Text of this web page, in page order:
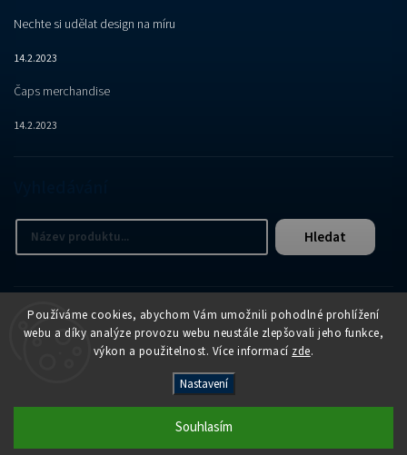
Používáme cookies, abychom Vám umožnili pohodlné prohlížení
webu a díky analýze provozu webu neustále zlepšovali jeho funkce,
výkon a použitelnost. Více informací zde.
Nastavení
Souhlasím
Nechte si udělat design na míru
14.2.2023
Čaps merchandise
14.2.2023
Hledat
APER e-shop. Všechna práva vyhrazena.